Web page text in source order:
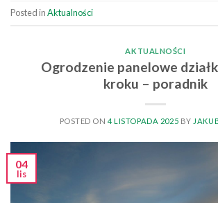
Posted inAktualności
AKTUALNOŚCI
Ogrodzenie panelowe
kroku – poradnik
POSTED ON4 LISTOPADA 2025 BY
04
lis